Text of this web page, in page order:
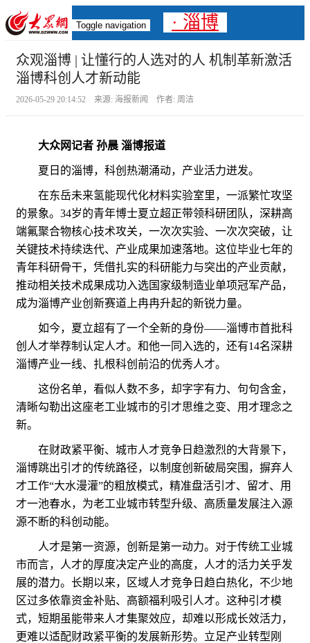
Toggle navigation · 淄博
众观淄博 | 让懂行的人选对的人 机制革新激活
淄博科创人才新动能
2026-05-29 20:14:52 来源: 海报新闻 作者: 周洁
大众网记者 孙晨 淄博报道
夏日的淄博，科创热潮涌动，产业活力迸发。
在东岳未来氢能现代化材料实验室里，一派繁忙攻坚
的景象。34岁的青年博士夏立超正带领科研团队，深耕高
端氟聚合物核心技术攻关，一次次实验、一次次突破，让
关键技术持续迭代、产业成果加速落地。这位毕业七年的
青年科研骨干，凭借扎实的科研能力与突出的产业贡献，
推动相关技术成果成功入选国家级制造业单项冠军产品，
成为淄博产业创新赛道上冉冉升起的新锐力量。
如今，夏立超有了一个全新的身份——淄博市首批科
创人才举荐制认定人才。和他一同入选的，还有14名深耕
淄博产业一线、扎根科创前沿的优秀人才。
这份名单，看似人数不多，却字字有力、句句含金，
清晰勾勒出这座老工业城市的引才思维之变、用才理念之
新。
在财政紧平衡、城市人才竞争日趋激烈的大背景下，
淄博跳出引才的传统路径，以制度创新破局突围，摒弃人
才工作“大水漫灌”的粗放模式，精准盘活引才、留才、用
才一池春水，为老工业城市转型升级、高质量发展注入源
源不断的科创动能。
人才是第一资源，创新是第一动力。对于传统工业城
市而言，人才的厚度决定产业的高度，人才的活力关乎发
展的潜力。长期以来，区域人才竞争日趋白热化，不少地
区过多依靠资金补贴、高额福利吸引人才。这种引才模
式，短期虽能带来人才集聚效应，却难以形成长效活力，
更难以适配财政紧平衡的发展新形势。立足产业转型刚